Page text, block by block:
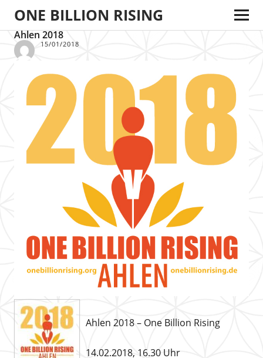
ONE BILLION RISING
Ahlen 2018
15/01/2018
Ahlen 2018 – One Billion Rising
14.02.2018, 16.30 Uhr